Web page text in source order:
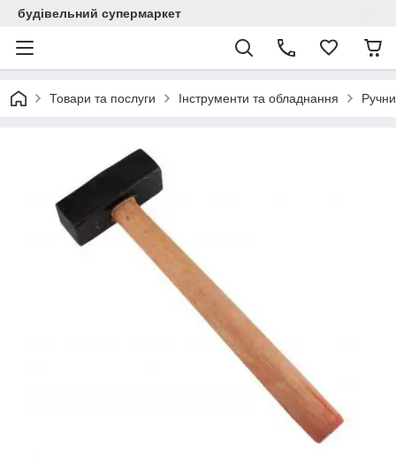
будівельний супермаркет
Товари та послуги Інструменти та обладнання